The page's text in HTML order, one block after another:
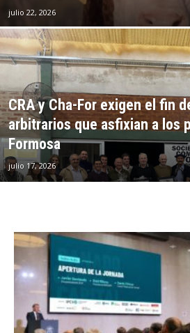
julio 22, 2026
CRA y Cha-For exigen el fin
arbitrarios que asfixian a los
Formosa
julio 17, 2026